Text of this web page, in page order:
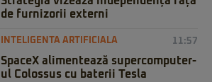
de furnizorii externi
INTELIGENTA ARTIFICIALA 11:57
SpaceX alimentează supercomputer-
ul Colossus cu baterii Tesla